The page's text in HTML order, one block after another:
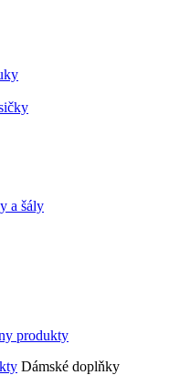
a šály
Dámské doplňky